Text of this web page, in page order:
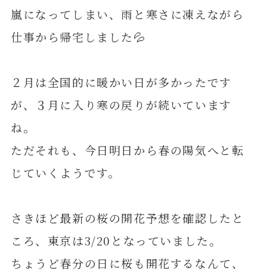
嵐になってしまい、雨と寒さに凍えながら
仕事から帰宅しました💦
２月は全国的に暖かい日が多かったです
が、３月に入り寒の戻りが続いています
ね。
ただそれも、今日明日から春の陽気へと転
じていくようです。
さきほど最新の桜の開花予想を確認したと
ころ、東京は3/20となっていました。
ちょうど春分の日に桜も開花するなんて、